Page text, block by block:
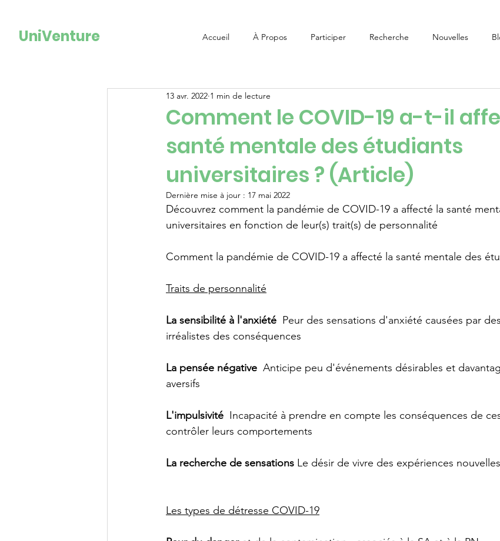
UniVenture Accueil À Propos Participer Recherche Nouvelles
Comment le COVID-19 a-t-il
santé mentale des étudiants
universitaires ? (Article)
13 avr. 2022 1 min de lecture
Dernière mise à jour : 17 mai 2022
Découvrez comment la pandémie de COVID-19 a affecté la santé
universitaires en fonction de leur(s) trait(s) de personnalité
Comment la pandémie de COVID-19 a affecté la santé mentale des
Traits de personnalité
La sensibilité à l'anxiété
Peur des sensations d'anxiété causées par
irréalistes des conséquences
La pensée négative
Anticipe peu d'événements désirables et
aversifs
L'impulsivité
Incapacité à prendre en compte les conséquences de
contrôler leurs comportements
La recherche de sensations Le désir de vivre des expériences
Les types de détresse COVID-19